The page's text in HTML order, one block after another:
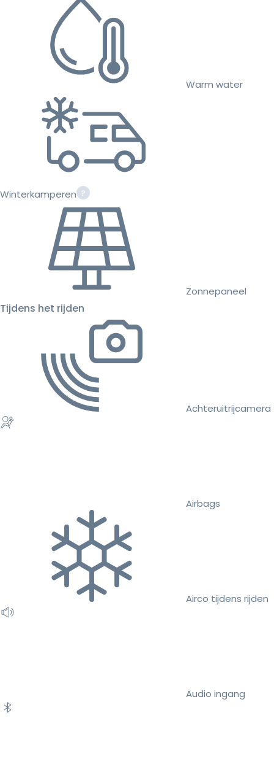
Warm water
Winterkamperen
Zonnepaneel
Tijdens het rijden
Achteruitrijcamera
Airbags
Airco tijdens rijden
Audio ingang